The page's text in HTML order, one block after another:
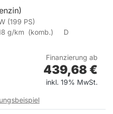
(199 PS)
g/km (komb.) D
Finanzierung ab
439,68 €
inkl. 19% MwSt.